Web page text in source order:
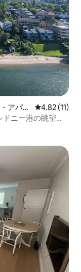
アパー
レビュー11
4.82 (11)
ニー港の眺望を